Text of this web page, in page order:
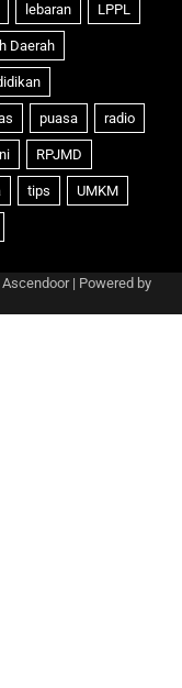
Ascendoor| Powered by